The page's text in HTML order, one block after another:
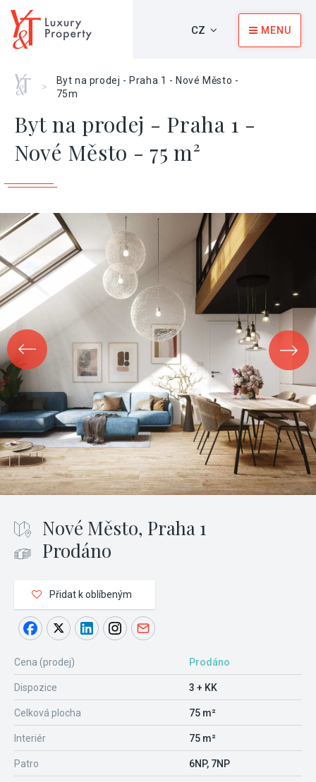
CZ MENU
Home
>
Byt na prodej - Praha 1 - Nové Město -
75m
Byt na prodej - Praha 1 -
Nové Město - 75 m²
Nové Město, Praha 1
Prodáno
Přidat k oblíbeným
Cena (prodej) Prodáno
Dispozice 3 + KK
Celková plocha 75 m²
Interiér 75 m²
Patro 6NP, 7NP